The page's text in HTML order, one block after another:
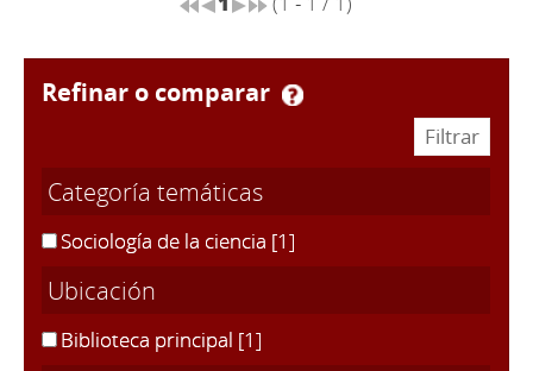
refinar o comparar
Categoría temáticas
Sociología de la ciencia [1]
Ubicación
Biblioteca principal [1]